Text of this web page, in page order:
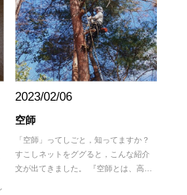
2023/02/06
空師
「空師」ってしごと，知ってますか？
すこしネットをググると，こんな紹介
文が出てきました。 『空師とは、高…